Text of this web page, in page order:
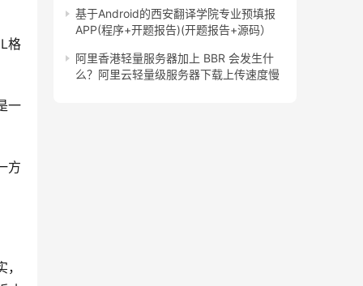
格
一
方
基于Android的西安翻译学院专业预填报
APP(程序+开题报告)(开题报告+源码）
阿里香港轻量服务器加上 BBR 会发生什
么？阿里云轻量级服务器下载上传速度慢